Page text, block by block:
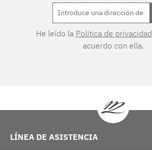
He leído la Política de privacidad
acuerdo con ella.
LÍNEA DE ASISTENCIA